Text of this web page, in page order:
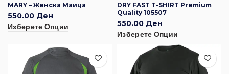
MARY – Женска Маица
550.00 Ден
Изберете Опции
DRY FAST T-SHIRT Premium
Quality 105507
550.00 Ден
Изберете Опции